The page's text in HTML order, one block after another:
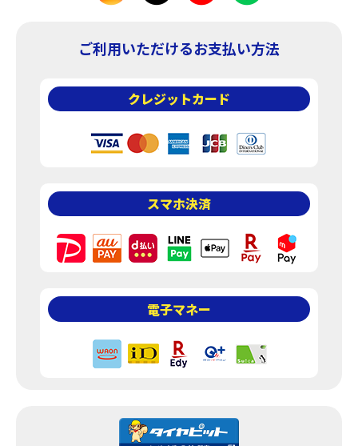
はじめての方へ
ご利用の流れ
注意事項
タイヤ直送の方へ
タイヤ交換いろいろな
パターン例
タイヤ・ホイール購入
ご利用いただけるお支払い方法
クレジットカード
スマホ決済
電子マネー